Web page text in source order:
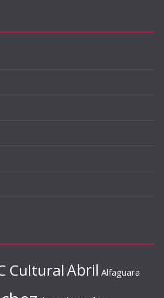
CulturalAbril Alfaguara